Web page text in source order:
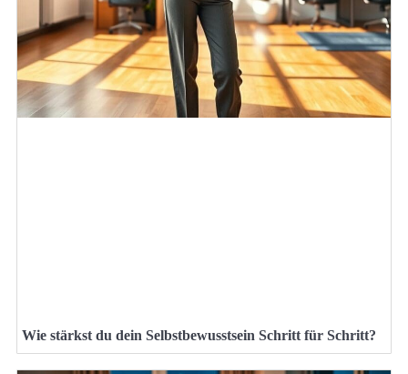
Wie stärkst du dein Selbstbewusstsein Schritt für Schritt?